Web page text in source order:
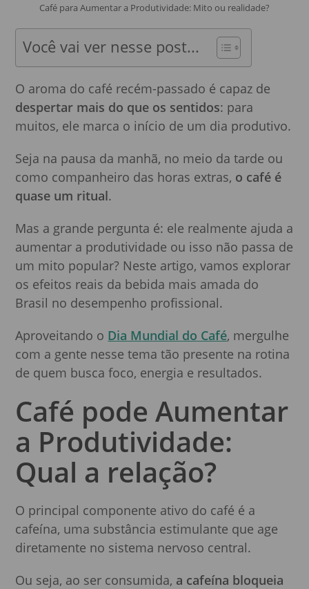
Café para Aumentar a Produtividade: Mito ou realidade?
Você vai ver nesse post...
O aroma do café recém-passado é capaz de
despertar mais do que os sentidos: para
muitos, ele marca o início de um dia produtivo.
Seja na pausa da manhã, no meio da tarde ou
como companheiro das horas extras, o café é
quase um ritual.
Mas a grande pergunta é: ele realmente ajuda a
aumentar a produtividade ou isso não passa de
um mito popular? Neste artigo, vamos explorar
os efeitos reais da bebida mais amada do
Brasil no desempenho profissional.
Aproveitando o Dia Mundial do Café, mergulhe
com a gente nesse tema tão presente na rotina
de quem busca foco, energia e resultados.
Café pode Aumentar
a Produtividade:
Qual a relação?
O principal componente ativo do café é a
cafeína, uma substância estimulante que age
diretamente no sistema nervoso central.
Ou seja, ao ser consumida, a cafeína bloqueia